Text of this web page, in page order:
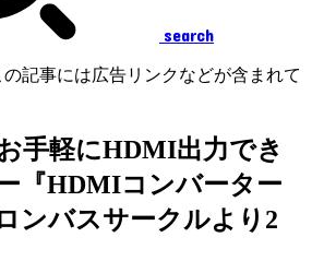
search
の記事には広告リンクなどが含まれて
手軽にHDMI出力でき
『HDMIコンバーター
ンバスサークルより2